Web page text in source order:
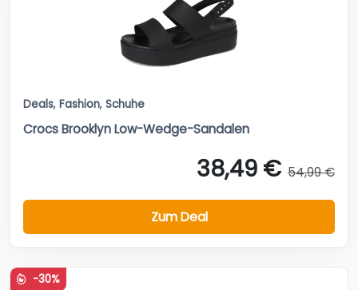
Deals, Fashion, Schuhe
Crocs Brooklyn Low-Wedge-Sandalen
38,49 € 54,99 €
Zum Deal
-30%